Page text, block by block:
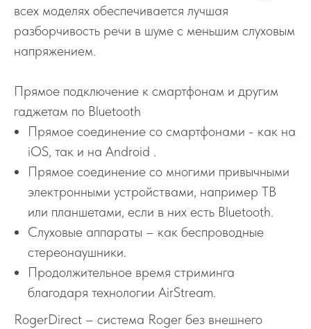
всех моделях обеспечивается лучшая
разборчивость речи в шуме с меньшим слуховым
напряжением.
Прямое подключение к смартфонам и другим
гаджетам по Bluetooth
Прямое соединение со смартфонами - как на
iOS, так и на Android .
Прямое соединение со многими привычными
электронными устройствами, например ТВ
или планшетами, если в них есть Bluetooth.
Слуховые аппараты – как беспроводные
стереонаушники.
Продолжительное время стриминга
благодаря технологии AirStream.
RogerDirect – система Roger без внешнего